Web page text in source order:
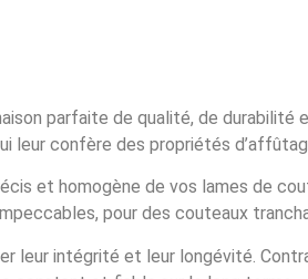
parfaite de qualité, de durabilité
leur confère des propriétés
et homogène de vos lames de
pour des couteaux
leur intégrité et leur longévité.